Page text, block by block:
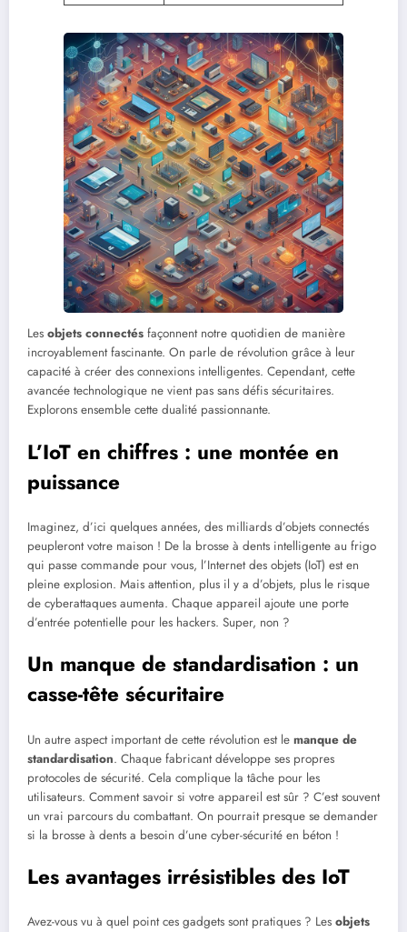
Les objets connectés façonnent notre quotidien de manière
incroyablement fascinante. On parle de révolution grâce à leur
capacité à créer des connexions intelligentes. Cependant, cette
avancée technologique ne vient pas sans défis sécuritaires.
Explorons ensemble cette dualité passionnante.
L’IoT en chiffres : une montée en
puissance
Imaginez, d’ici quelques années, des milliards d’objets connectés
peupleront votre maison ! De la brosse à dents intelligente au frigo
qui passe commande pour vous, l’Internet des objets (IoT) est en
pleine explosion. Mais attention, plus il y a d’objets, plus le risque
de cyberattaques aumenta. Chaque appareil ajoute une porte
d’entrée potentielle pour les hackers. Super, non ?
Un manque de standardisation : un
casse-tête sécuritaire
Un autre aspect important de cette révolution est le manque de
standardisation. Chaque fabricant développe ses propres
protocoles de sécurité. Cela complique la tâche pour les
utilisateurs. Comment savoir si votre appareil est sûr ? C’est souvent
un vrai parcours du combattant. On pourrait presque se demander
si la brosse à dents a besoin d’une cyber-sécurité en béton !
Les avantages irrésistibles des IoT
Avez-vous vu à quel point ces gadgets sont pratiques ? Les objets